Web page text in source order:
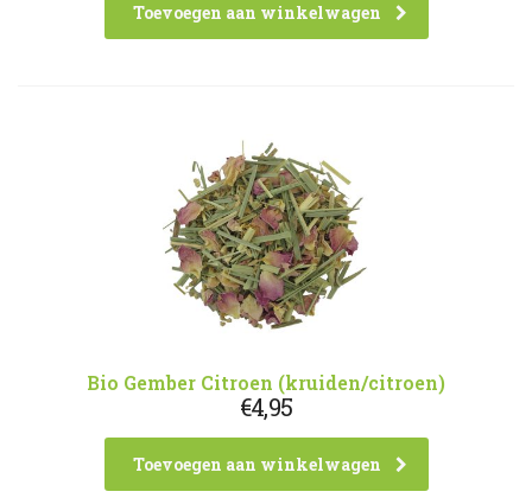
Toevoegen aan winkelwagen
Bio Gember Citroen (kruiden/citroen)
€4,95
Toevoegen aan winkelwagen